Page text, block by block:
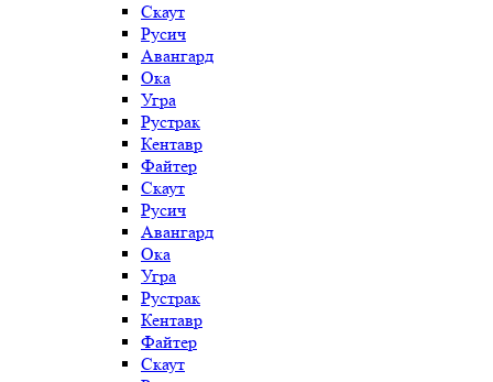
Скаут
Русич
Авангард
Ока
Угра
Рустрак
Кентавр
Файтер
Скаут
Русич
Авангард
Ока
Угра
Рустрак
Кентавр
Файтер
Скаут